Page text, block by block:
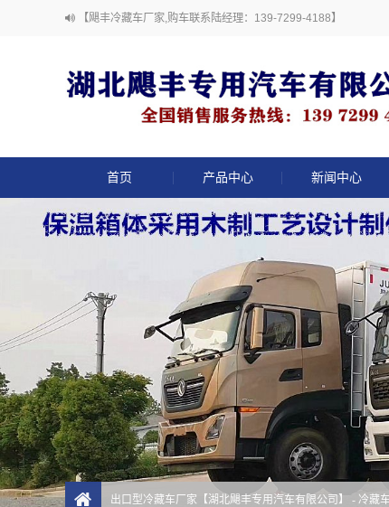
【飓丰冷藏车厂家,购车联系陆经理：139-7299-4188】
首页 产品中心 新闻中心
出口型冷藏车厂家【湖北飓丰专用汽车有限公司】 - 冷藏